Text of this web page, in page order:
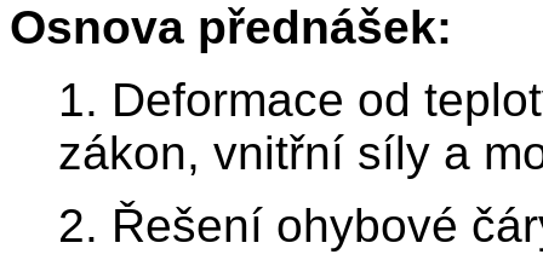
Osnova přednášek:
1. Deformace od
zákon, vnitřní síly a
2. Řešení ohybové